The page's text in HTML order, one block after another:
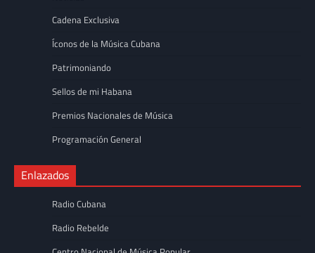
Cadena Exclusiva
Íconos de la Música Cubana
Patrimoniando
Sellos de mi Habana
Premios Nacionales de Música
Programación General
Enlazados
Radio Cubana
Radio Rebelde